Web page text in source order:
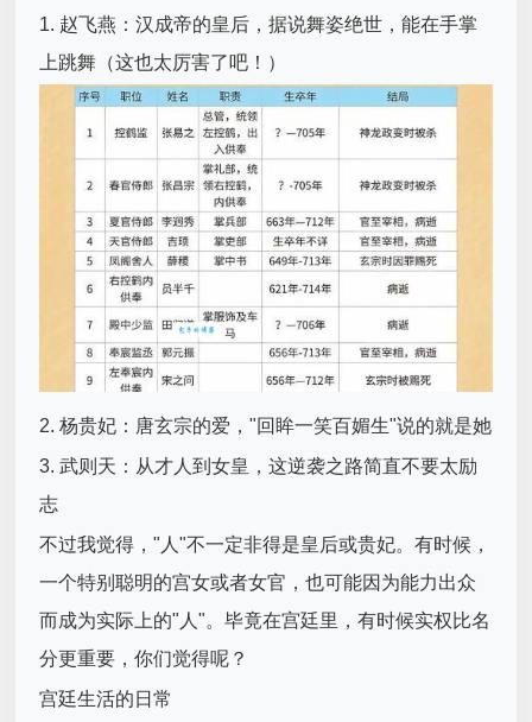
1. 赵飞燕：汉成帝的皇后，据说舞姿绝世，能在手掌
上跳舞（这也太厉害了吧！）
2. 杨贵妃：唐玄宗的爱，"回眸一笑百媚生"说的就是她
3. 武则天：从才人到女皇，这逆袭之路简直不要太励
志
不过我觉得，"人"不一定非得是皇后或贵妃。有时候，
一个特别聪明的宫女或者女官，也可能因为能力出众
而成为实际上的"人"。毕竟在宫廷里，有时候实权比名
分更重要，你们觉得呢？
宫廷生活的日常